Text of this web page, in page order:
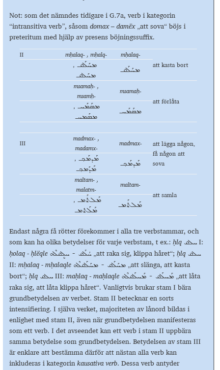
Not: som det nämndes tidigare i G.7a, verb i kategorin
“intransitiva verb”, såsomdomax – damёx„att sova“ böjs i
preteritum med hjälp av presens böjningssuffix.
II mḥalaq- , mḥalq-
mḥalaq-
att kasta bort
ܡܚܰܠܰܩـ ,
ܡܚܰܠܩـ
ܡܚܰܠܰܩـ
msamaḥ- ,
msamḥ-
msamaḥ-
att förlåta
ܡܣܰܡܰܚـ ,
ܡܣܰܡܚـ
ܡܣܰܡܰܚـ
III
madmax- ,
madamx-
madmax-
att lägga någon,
få någon att
sova
ܡܰܕܡܰܟ݂ـ ,
ܡܰܕܰܡܟ݂ـ
ܡܰܕܡܰܟ݂ـ
maltam- ,
malatm-
maltam-
att samla
ܡܰܠܬܰܡـ ,
ܡܰܠܰܬܡـ
ܡܰܠܬܰܡـ
Endast några få rötter förekommer i alla tre verbstammar, och
som kan ha olika betydelser för varje verbstam, t ex.:ḥlq ܚܠܩ I:
ḥolaq - ḥlёqle ܚܳܠܰܩ - ܚܠܷܩܠܶܗ „att raka sig, klippa håret“;ḥlq ܚܠܩ
II:mḥalaq - mḥalaqle ܡܚܰܠܰܩ - ܡܚܰܠܰܩܠܶܗ „att slänga, att kasta
bort“;ḥlq ܚܠܩ III:maḥlaq - maḥlaqle ܡܰܚܠܰܩ - ܡܰܚܠܰܩܠܶܗ „att låta
raka sig, att låta klippa håret“. Vanligtvis brukar stam I bära
grundbetydelsen av verbet. Stam II betecknar en sorts
intensifiering. I själva verket, majoriteten av lånord bildas i
enlighet med stam II, även när grundbetydelsen manifesteras
som ett verb. I det avseendet kan ett verb i stam II uppbära
samma betydelse som grundbetydelsen. Betydelsen av stam III
är enklare att bestämma därför att nästan alla verb kan
inkluderas i kategorinkausativa verb. Dessa verb antyder